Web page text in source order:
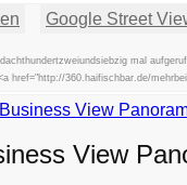
Google Street
mal
360.haifischbar.de/
View
View